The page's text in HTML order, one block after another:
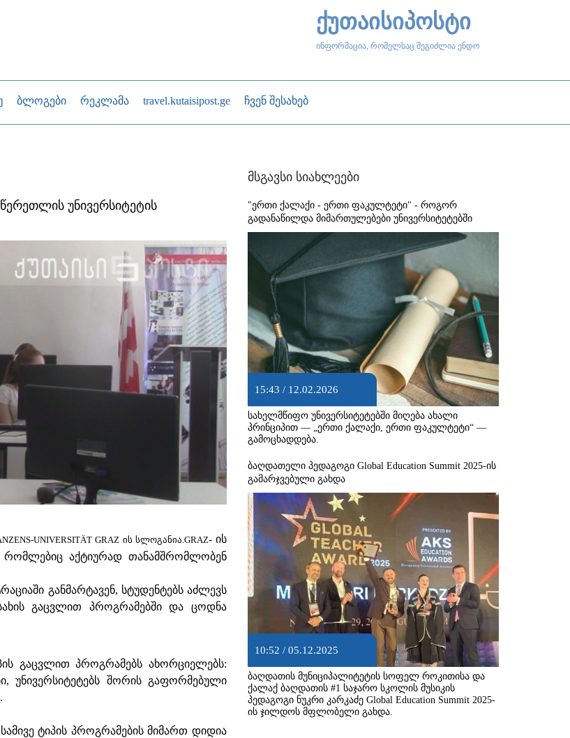
ქუთაისიპოსტი
ინფორმაცია, რომელსაც შეგიძლია ენდო
ბლოგები რეკლამა travel.kutaisipost.ge ჩვენ შესახებ
წერეთლის უნივერსიტეტის
UNIVERSITÄT GRAZ ის სლოგანია. GRAZ- ის
რომლებიც აქტიურად თანამშრომლობენ
განმარტავენ, სტუდენტებს აძლევს
გაცვლით პროგრამებში და ცოდნა
გაცვლით პროგრამებს ახორციელებს:
უნივერსიტეტებს შორის გაფორმებული
ტიპის პროგრამების მიმართ დიდია
მსგავსი სიახლეები
"ერთი ქალაქი - ერთი ფაკულტეტი" - როგორ
გადანაწილდა მიმართულებები უნივერსიტეტებში
15:43 / 12.02.2026
სახელმწიფო უნივერსიტეტებში მიღება ახალი
პრინციპით — „ერთი ქალაქი, ერთი ფაკულტეტი“ —
გამოცხადდება.
ბაღდათელი პედაგოგი Global Education Summit 2025-ის
გამარჯვებული გახდა
10:52 / 05.12.2025
ბაღდათის მუნიციპალიტეტის სოფელ როკითისა და
ქალაქ ბაღდათის #1 საჯარო სკოლის მუსიკის
პედაგოგი ნუკრი კარკაძე Global Education Summit 2025-
ის ჯილდოს მფლობელი გახდა.